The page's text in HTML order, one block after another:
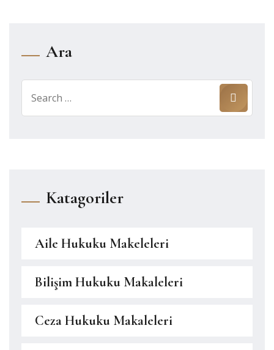
Ara
for:
Katagoriler
Aile Hukuku Makeleleri
Bilişim Hukuku Makaleleri
Ceza Hukuku Makaleleri